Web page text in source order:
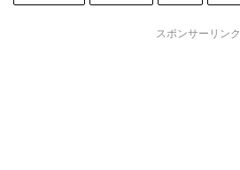
スポンサーリンク